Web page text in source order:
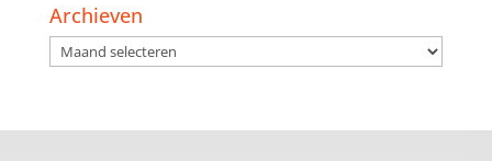
Archieven
Archieven